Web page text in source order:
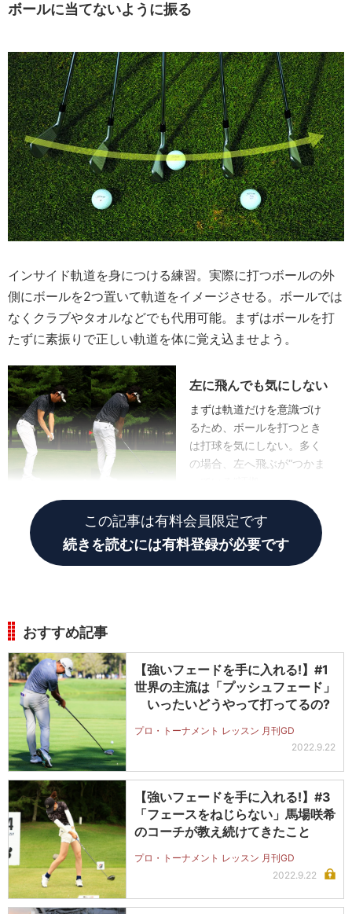
ボールに当てないように振る
インサイド軌道を身につける練習。実際に打つボールの外
側にボールを2つ置いて軌道をイメージさせる。ボールでは
なくクラブやタオルなどでも代用可能。まずはボールを打
たずに素振りで正しい軌道を体に覚え込ませよう。
左に飛んでも気にしない
まずは軌道だけを意識づけ
るため、ボールを打つとき
は打球を気にしない。多く
の場合、左へ飛ぶが“つかま
この記事は有料会員限定です
続きを読むには有料登録が必要です
おすすめ記事
【強いフェードを手に入れる!】#1
世界の主流は「プッシュフェード」
いったいどうやって打ってるの?
プロ・トーナメント レッスン 月刊GD
2022.9.22
【強いフェードを手に入れる!】#3
「フェースをねじらない」馬場咲希
のコーチが教え続けてきたこと
プロ・トーナメント レッスン 月刊GD
2022.9.22